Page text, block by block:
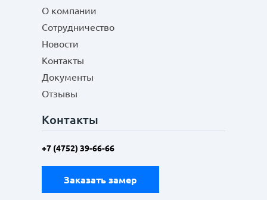
О компании
Сотрудничество
Новости
Контакты
Документы
Отзывы
Контакты
+7 (4752) 39-66-66
Заказать замер